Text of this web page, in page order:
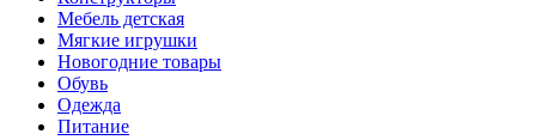
Мебель детская
Мягкие игрушки
Новогодние товары
Обувь
Одежда
Питание